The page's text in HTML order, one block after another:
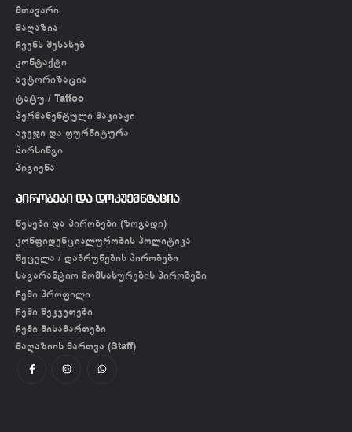
მთავარი
მაღაზია
ჩვენს შესახებ
კონტაქტი
ავტორიზაცია
ტატუ / Tattoo
პერმანენტული მაკიაჟი
ავეჯი და ფურნიტურა
პირსინგი
ჰიგიენა
პირობები და დოკუემნტაცია
წესები და პირობები (ზოგადი)
კონფიდენციალურობის პოლიტიკა
შეცვლა / დაბრუნების პირობები
საგარანტიო მომსახურების პირობები
ჩემი პროფილი
ჩემი შეკვეთები
ჩემი მისამართები
მაღაზიის მართვა (Staff)